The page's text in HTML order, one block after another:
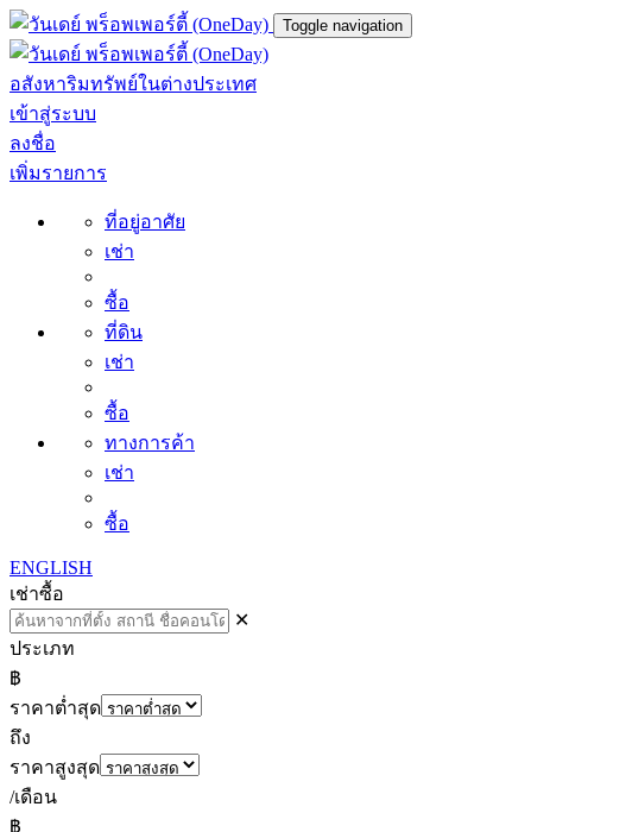
Toggle navigation
อสังหาริมทรัพย์ในต่างประเทศ
เข้าสู่ระบบ
ลงชื่อ
เพิ่มรายการ
ที่อยู่อาศัย
เช่า
ซื้อ
ที่ดิน
เช่า
ซื้อ
ทางการค้า
เช่า
ซื้อ
ENGLISH
เช่าซื้อ
✕
ประเภท
฿
ราคาต่ำสุด
ถึง
ราคาสูงสุด
/เดือน
฿